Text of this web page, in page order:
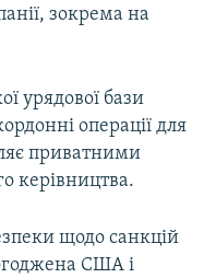
зокрема на
урядової бази
операції для
приватними
керівництва.
щодо санкцій
США і